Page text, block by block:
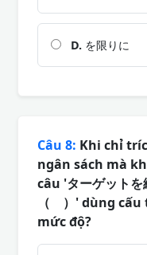
D. を限りに
Câu 8: Khi chỉ
ngân sách mà
câu 'ターゲットを
（ ）' dùng
mức độ?